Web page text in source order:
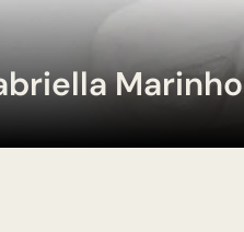
Marinho